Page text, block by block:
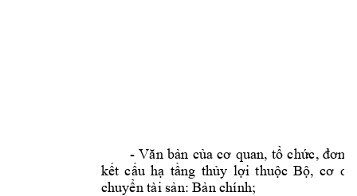
- Văn bản của cơ quan, tổ chức, đơn
kết cấu hạ tầng thủy lợi thuộc Bộ, cơ
chuyển tài sản: Bản chính;